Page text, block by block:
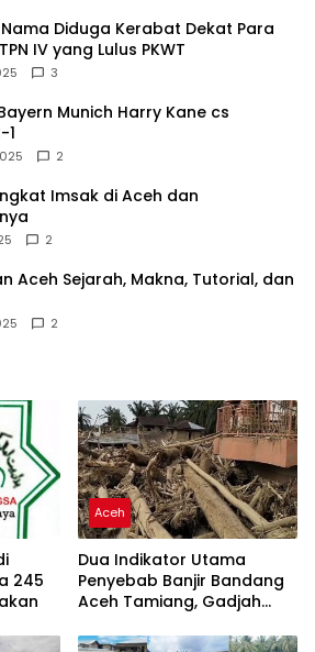
Diduga Kerabat Dekat Para
IV yang Lulus PKWT
3
Munich Harry Kane cs
1
2
Imsak di Aceh dan
2
Aceh Sejarah, Makna, Tutorial, dan
2
245
Aceh
Dua Indikator Utama
Penyebab Banjir Bandang
Aceh Tamiang, Gadjah
DAS